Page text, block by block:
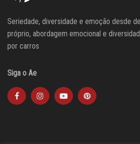
Seriedade, diversidade e emoção desde
próprio, abordagem emocional e
por carros
Siga o Ae